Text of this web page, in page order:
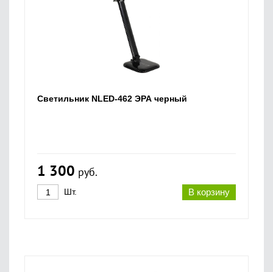
Светильник NLED-462 ЭРА черный
1 300 руб.
В корзину
Шт.